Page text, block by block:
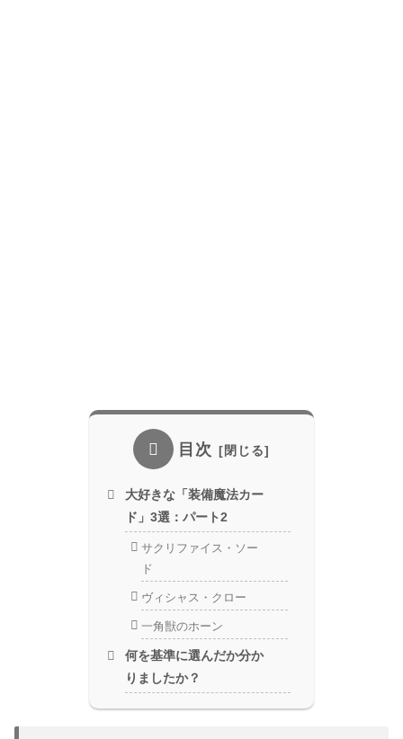
目次
大好きな「装備魔法カー
ド」3選：パート2
サクリファイス・ソー
ド
ヴィシャス・クロー
一角獣のホーン
何を基準に選んだか分か
りましたか？